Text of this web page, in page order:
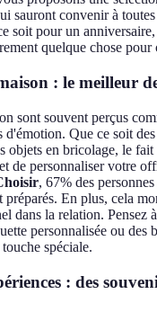
sauront convenir à
soit pour un
quelque chose pour
: le meilleur
sont souvent perçus
d'émotion. Que ce soit
objets en bricolage, le fait
de personnaliser votre
, 67% des
préparés. En plus, cela
dans la relation. Pensez
personnalisée ou des
spéciale.
: des